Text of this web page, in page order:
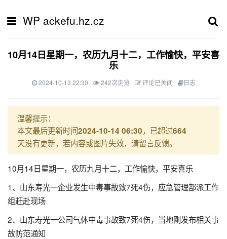
WP ackefu.hz.cz
10月14日星期一，农历九月十二，工作愉快，平安喜
乐
2024-10-13 22:30 242次浏览 评论已关闭 日志
温馨提示：
本文最后更新时间2024-10-14 06:30，已超过664
天没有更新，若内容或图片失效，请留言反馈。
10月14日星期一，农历九月十二，工作愉快，平安喜乐
1、山东寿光一企业发生中毒事故致7死4伤，应急管理部派工作
组赶赴现场
2、山东寿光一公司气体中毒事故致7死4伤，当地刚发布相关事
故防范通知